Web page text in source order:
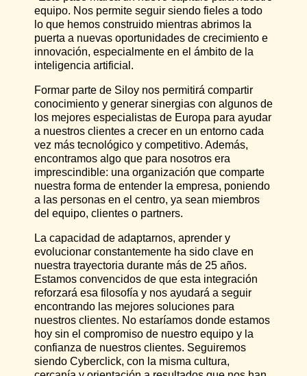
equipo. Nos permite seguir siendo fieles a todo
lo que hemos construido mientras abrimos la
puerta a nuevas oportunidades de crecimiento e
innovación, especialmente en el ámbito de la
inteligencia artificial.
Formar parte de Siloy nos permitirá compartir
conocimiento y generar sinergias con algunos de
los mejores especialistas de Europa para ayudar
a nuestros clientes a crecer en un entorno cada
vez más tecnológico y competitivo. Además,
encontramos algo que para nosotros era
imprescindible: una organización que comparte
nuestra forma de entender la empresa, poniendo
a las personas en el centro, ya sean miembros
del equipo, clientes o partners.
La capacidad de adaptarnos, aprender y
evolucionar constantemente ha sido clave en
nuestra trayectoria durante más de 25 años.
Estamos convencidos de que esta integración
reforzará esa filosofía y nos ayudará a seguir
encontrando las mejores soluciones para
nuestros clientes. No estaríamos donde estamos
hoy sin el compromiso de nuestro equipo y la
confianza de nuestros clientes. Seguiremos
siendo Cyberclick, con la misma cultura,